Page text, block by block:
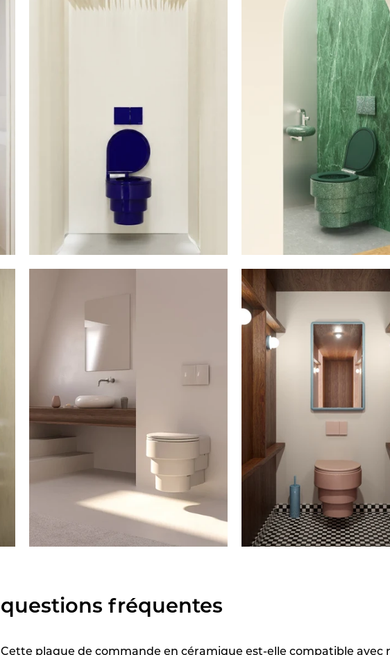
questions fréquentes
Cette plaque de commande en céramique est-elle compatible avec